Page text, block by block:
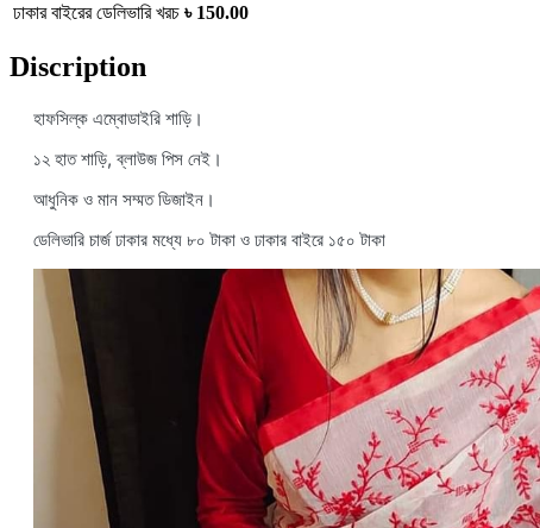
ঢাকার বাইরের ডেলিভারি খরচ ৳ 150.00
Discription
হাফসিল্ক এম্বোডাইরি শাড়ি।
১২ হাত শাড়ি, ব্লাউজ পিস নেই।
আধুনিক ও মান সম্মত ডিজাইন।
ডেলিভারি চার্জ ঢাকার মধ্যে ৮০ টাকা ও ঢাকার বাইরে ১৫০ টাকা